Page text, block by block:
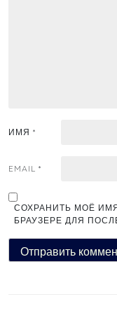
ИМЯ *
EMAIL *
СОХРАНИТЬ МОЁ
БРАУЗЕРЕ ДЛЯ